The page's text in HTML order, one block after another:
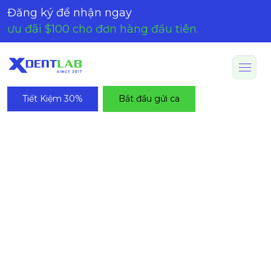
Đăng ký để nhận ngay
ưu đãi $100 cho đơn hàng đầu tiên.
Tiết Kiệm 30% Bắt đầu gửi ca